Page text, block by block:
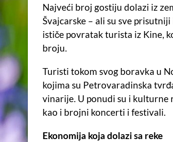
Najveći broj gostiju dolazi iz
Švajcarske – ali su sve
ističe povratak turista iz Kine,
broju.
Turisti tokom svog boravka u
kojima su Petrovaradinska
vinarije. U ponudi su i kulturne
kao i brojni koncerti i festivali.
Ekonomija koja dolazi sa reke